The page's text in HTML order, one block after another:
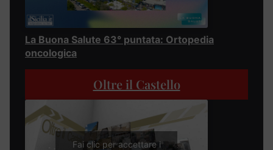
La Buona Salute 63° puntata: Ortopedia
oncologica
Oltre il Castello
Fai clic per accettare i